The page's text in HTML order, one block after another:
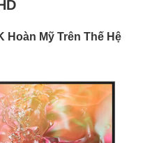
Hoàn Mỹ Trên Thế Hệ